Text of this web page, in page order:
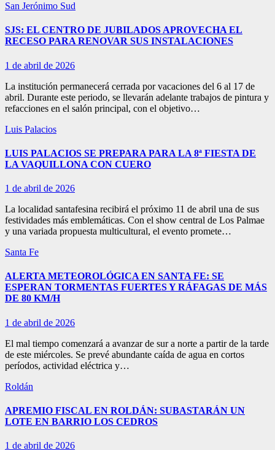
San Jerónimo Sud
SJS: EL CENTRO DE JUBILADOS APROVECHA EL
RECESO PARA RENOVAR SUS INSTALACIONES
1 de abril de 2026
La institución permanecerá cerrada por vacaciones del 6 al 17 de
abril. Durante este periodo, se llevarán adelante trabajos de pintura y
refacciones en el salón principal, con el objetivo…
Luis Palacios
LUIS PALACIOS SE PREPARA PARA LA 8ª FIESTA DE
LA VAQUILLONA CON CUERO
1 de abril de 2026
La localidad santafesina recibirá el próximo 11 de abril una de sus
festividades más emblemáticas. Con el show central de Los Palmae
y una variada propuesta multicultural, el evento promete…
Santa Fe
ALERTA METEOROLÓGICA EN SANTA FE: SE
ESPERAN TORMENTAS FUERTES Y RÁFAGAS DE MÁS
DE 80 KM/H
1 de abril de 2026
El mal tiempo comenzará a avanzar de sur a norte a partir de la tarde
de este miércoles. Se prevé abundante caída de agua en cortos
períodos, actividad eléctrica y…
Roldán
APREMIO FISCAL EN ROLDÁN: SUBASTARÁN UN
LOTE EN BARRIO LOS CEDROS
1 de abril de 2026